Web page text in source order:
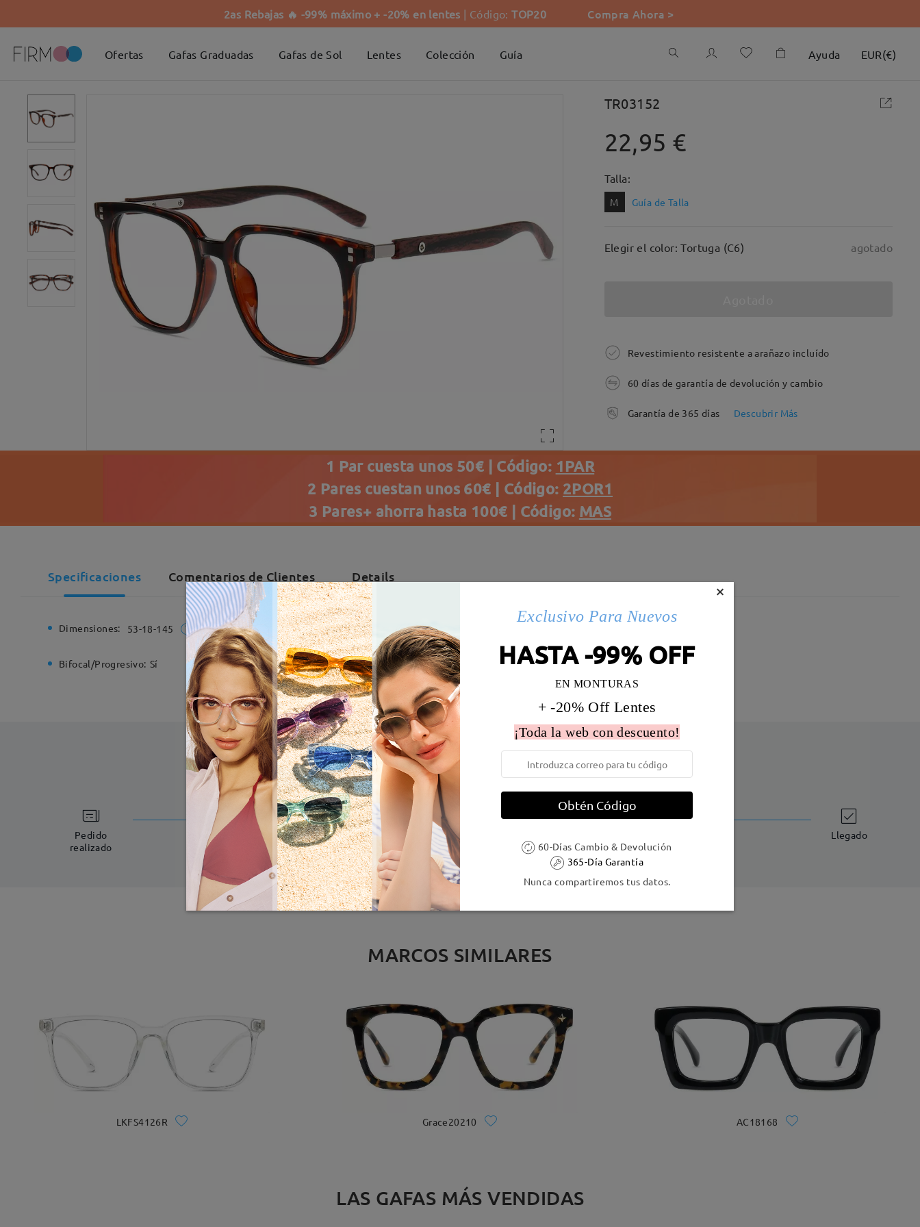
2as Rebajas 🔥 -99% máximo + -20% en lentes | Código:TOP20 Compra Ahora >
Ofertas Gafas Graduadas Gafas de Sol Lentes Colección Guía Ayuda EUR(€)
TR03152
22,95 €
Talla:
M Guía de Talla
Elegir el color: Tortuga (C6) agotado
Revestimiento resistente a arañazo incluído
60 días de garantía de devolución y cambio
Garantía de 365 días Descubrir Más
1 Par cuesta unos 50€ | Código: 1PAR
2 Pares cuestan unos 60€ | Código: 2POR1
3 Pares+ ahorra hasta 100€ | Código: MAS
Specificaciones Comentarios de Clientes Details
Dimensiones: 53-18-145 Ancho de la montura: 135 mm (Medio)
Bifocal/Progresivo: Sí Bisagra de resorte: No Material de la montura:
DELIVERY
Pedido
realizado
Fabricación
5-7 días laborales detalles Llegado
MARCOS SIMILARES
LKFS4126R Grace20210 AC18168
LAS GAFAS MÁS VENDIDAS
×
Exclusivo Para Nuevos
HASTA -99% OFF
EN MONTURAS
+ -20% Off Lentes
¡Toda la web con descuento!
Obtén Código
60-Días Cambio & Devolución
365-Día Garantía
Nunca compartiremos tus datos.